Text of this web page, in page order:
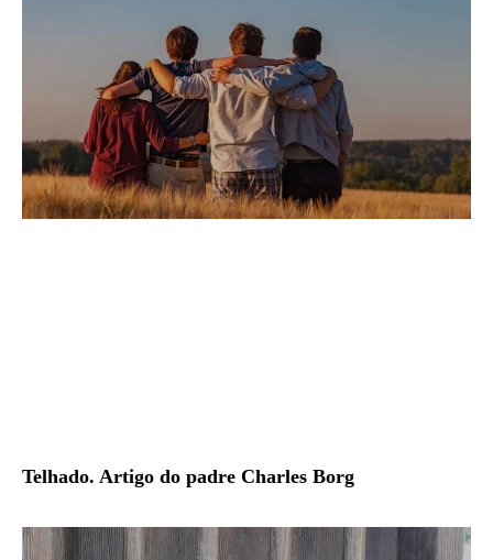
Telhado. Artigo do padre Charles Borg